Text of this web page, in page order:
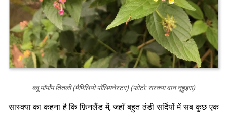
ब्लू मॉर्मॉम तितली (पैपिलियो पॉलिमनेस्टर) (फोटो: सस्क्या वान नूहुइस)
सास्क्या का कहना है कि फ़िनलैंड में, जहाँ बहुत ठंडी सर्दियों में सब कुछ एक